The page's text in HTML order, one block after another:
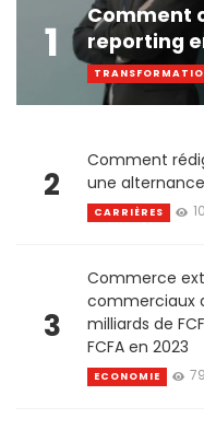
1
Comment
reporting
2
Comment
une
CARRIÈRES
3
Commerce
commerciaux
milliards de
FCFA en 2023
ECONOMIE